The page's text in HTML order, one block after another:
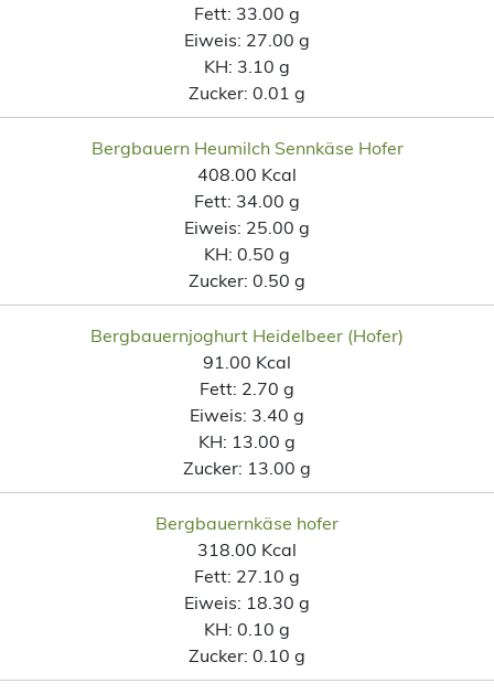
Fett: 33.00 g
Eiweis: 27.00 g
KH: 3.10 g
Zucker: 0.01 g
Bergbauern Heumilch Sennkäse Hofer
408.00 Kcal
Fett: 34.00 g
Eiweis: 25.00 g
KH: 0.50 g
Zucker: 0.50 g
Bergbauernjoghurt Heidelbeer (Hofer)
91.00 Kcal
Fett: 2.70 g
Eiweis: 3.40 g
KH: 13.00 g
Zucker: 13.00 g
Bergbauernkäse hofer
318.00 Kcal
Fett: 27.10 g
Eiweis: 18.30 g
KH: 0.10 g
Zucker: 0.10 g